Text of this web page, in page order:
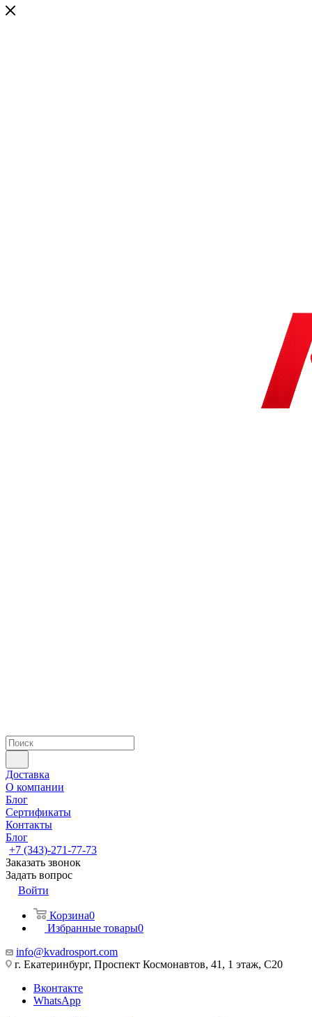
Доставка
О компании
Блог
Сертификаты
Контакты
Блог
+7 (343)-271-77-73
Заказать звонок
Задать вопрос
Войти
Корзина0
Избранные товары0
info@kvadrosport.com
г. Екатеринбург, Проспект Космонавтов, 41, 1 этаж, С20
Вконтакте
WhatsApp